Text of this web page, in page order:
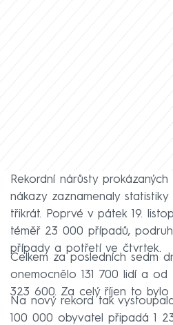
Rekordní nárůsty
nákazy zaznamenaly
třikrát. Poprvé v pátek 19.
téměř 23 000 případů,
případy a potřetí ve čtvrtek.
Celkem za posledních sedm
onemocnělo 131 700 lidí a
323 600. Za celý říjen to bylo
Na nový rekord tak
100 000 obyvatel připadá 1